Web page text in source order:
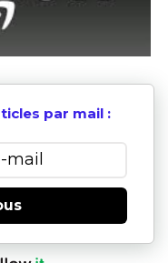
par mail :